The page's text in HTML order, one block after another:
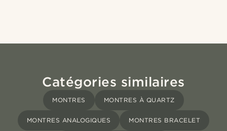
Catégories similaires
MONTRES MONTRES À QUARTZ
MONTRES ANALOGIQUES MONTRES BRACELET